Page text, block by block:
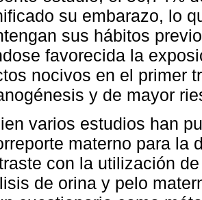
su embarazo, lo
sus hábitos
favorecida la
nocivos en el primer
y de mayor
varios estudios han
materno para la
con la utilización
de orina y pelo